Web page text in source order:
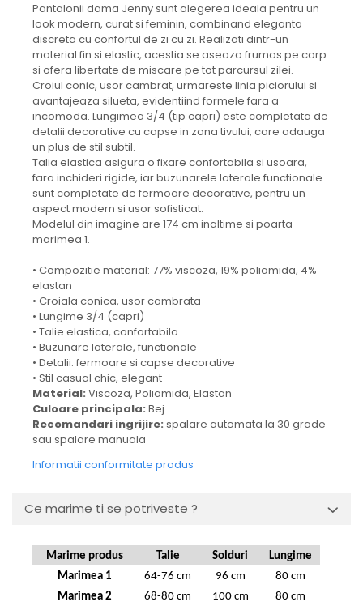
Pantalonii dama Jenny sunt alegerea ideala pentru un
look modern, curat si feminin, combinand eleganta
discreta cu confortul de zi cu zi. Realizati dintr-un
material fin si elastic, acestia se aseaza frumos pe corp
si ofera libertate de miscare pe tot parcursul zilei.
Croiul conic, usor cambrat, urmareste linia piciorului si
avantajeaza silueta, evidentiind formele fara a
incomoda. Lungimea 3/4 (tip capri) este completata de
detalii decorative cu capse in zona tivului, care adauga
un plus de stil subtil.
Talia elastica asigura o fixare confortabila si usoara,
fara inchideri rigide, iar buzunarele laterale functionale
sunt completate de fermoare decorative, pentru un
aspect modern si usor sofisticat.
Modelul din imagine are 174 cm inaltime si poarta
marimea 1.
• Compozitie material: 77% viscoza, 19% poliamida, 4%
elastan
• Croiala conica, usor cambrata
• Lungime 3/4 (capri)
• Talie elastica, confortabila
• Buzunare laterale, functionale
• Detalii: fermoare si capse decorative
• Stil casual chic, elegant
Material: Viscoza, Poliamida, Elastan
Culoare principala: Bej
Recomandari ingrijire: spalare automata la 30 grade
sau spalare manuala
Informatii conformitate produs
Ce marime ti se potriveste ?
Marime produs Talie Solduri
Lungime
Marimea 1
64-76 cm 96 cm
80 cm
Marimea 2
68-80 cm 100 cm
80 cm